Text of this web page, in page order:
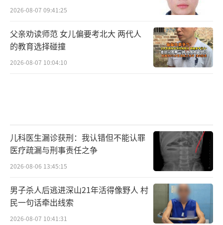
2026-08-07 09:41:25
父亲劝读师范 女儿偏要考北大 两代人
的教育选择碰撞
2026-08-07 10:04:10
儿科医生漏诊获刑：我认错但不能认罪
医疗疏漏与刑事责任之争
2026-08-06 13:45:15
男子杀人后逃进深山21年活得像野人 村
民一句话牵出线索
2026-08-07 10:41:31